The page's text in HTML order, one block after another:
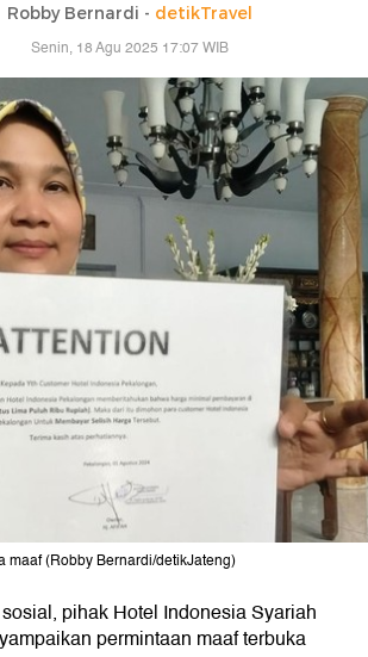
Robby Bernardi - detikTravel
Senin, 18 Agu 2025 17:07 WIB
maaf (Robby Bernardi/detikJateng)
pihak Hotel Indonesia Syariah
permintaan maaf terbuka